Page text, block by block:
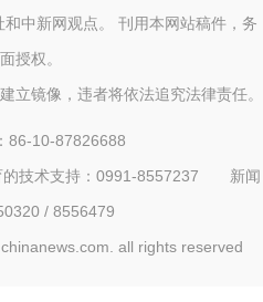
中新网观点。 刊用本网站稿件，务
授权。
立镜像，违者将依法追究法律责任。
86-10-87826688
技术支持：0991-8557237 新闻
/ 8556479
all rights reserved